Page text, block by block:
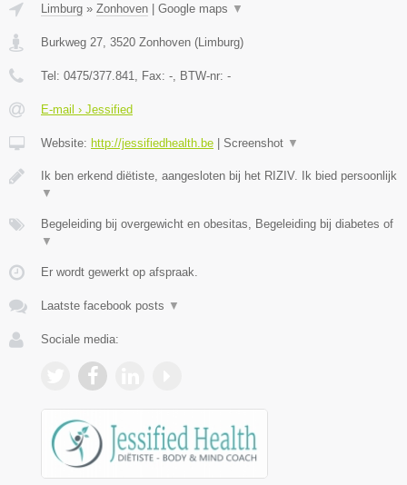
Limburg » Zonhoven | Google maps ▼
Burkweg 27 3520 Zonhoven (Limburg)
Tel: 0475/377.841 , Fax: - , BTW-nr: -
E-mail › Jessified
Website: http://jessifiedhealth.be | Screenshot ▼
Ik ben erkend diëtiste, aangesloten bij het RIZIV. Ik bied persoonlijk
▼
Begeleiding bij overgewicht en obesitas, Begeleiding bij diabetes of
▼
Er wordt gewerkt op afspraak.
Laatste facebook posts ▼
Sociale media: